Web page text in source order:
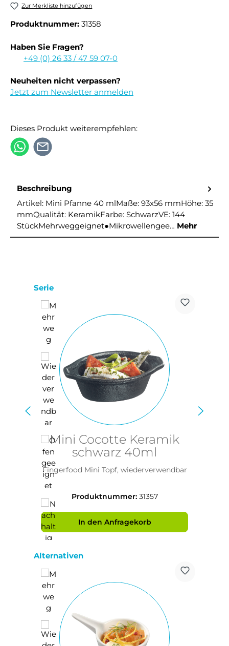
Zur Merkliste hinzufügen
Produktnummer: 31358
Haben Sie Fragen?
+49 (0) 26 33 / 47 59 07-0
Neuheiten nicht verpassen?
Jetzt zum Newsletter anmelden
Dieses Produkt weiterempfehlen:
Beschreibung
Artikel: Mini Pfanne 40 mlMaße: 93x56 mmHöhe: 35
mmQualität: KeramikFarbe: SchwarzVE: 144
StückMehrweggeignet●Mikrowellengee… Mehr
Produktgalerie überspringen
Serie
Mini Cocotte Keramik
schwarz 40ml
Fingerfood Mini Topf, wiederverwendbar
Produktnummer: 31357
In den Anfragekorb
Produktgalerie überspringen
Alternativen